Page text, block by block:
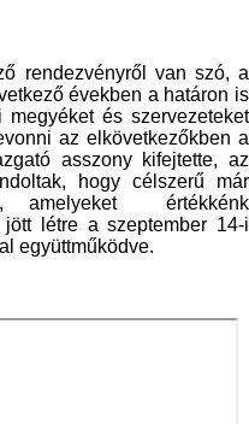
rendezvényről van szó, a
években a határon is
és szervezeteket
az elkövetkezőkben a
asszony kifejtette, az
hogy célszerű már
amelyeket értékkénk
létre a szeptember 14-i
együttműködve.